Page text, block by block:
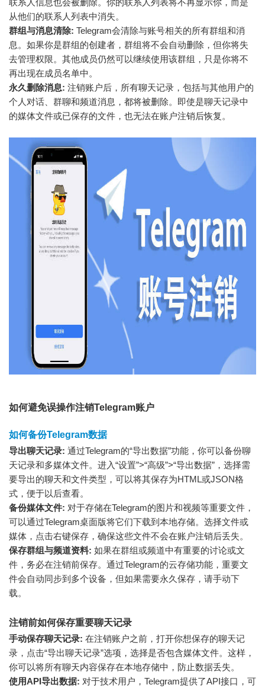
联系人信息也会被删除。你的联系人列表将不再显示你，而是
从他们的联系人列表中消失。
群组与消息清除: Telegram会清除与账号相关的所有群组和消
息。如果你是群组的创建者，群组将不会自动删除，但你将失
去管理权限。其他成员仍然可以继续使用该群组，只是你将不
再出现在成员名单中。
永久删除消息: 注销账户后，所有聊天记录，包括与其他用户的
个人对话、群聊和频道消息，都将被删除。即使是聊天记录中
的媒体文件或已保存的文件，也无法在账户注销后恢复。
如何避免误操作注销Telegram账户
如何备份Telegram数据
导出聊天记录: 通过Telegram的“导出数据”功能，你可以备份聊
天记录和多媒体文件。进入“设置”>“高级”>“导出数据”，选择需
要导出的聊天和文件类型，可以将其保存为HTML或JSON格
式，便于以后查看。
备份媒体文件: 对于存储在Telegram的图片和视频等重要文件，
可以通过Telegram桌面版将它们下载到本地存储。选择文件或
媒体，点击右键保存，确保这些文件不会在账户注销后丢失。
保存群组与频道资料: 如果在群组或频道中有重要的讨论或文
件，务必在注销前保存。通过Telegram的云存储功能，重要文
件会自动同步到多个设备，但如果需要永久保存，请手动下
载。
注销前如何保存重要聊天记录
手动保存聊天记录: 在注销账户之前，打开你想保存的聊天记
录，点击“导出聊天记录”选项，选择是否包含媒体文件。这样，
你可以将所有聊天内容保存在本地存储中，防止数据丢失。
使用API导出数据: 对于技术用户，Telegram提供了API接口，可